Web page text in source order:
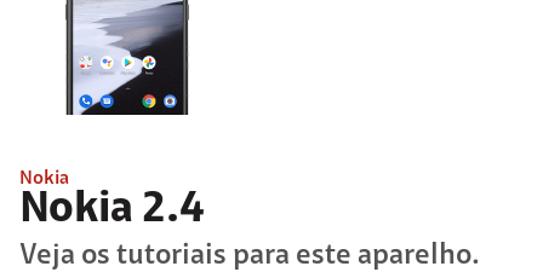
Nokia
Nokia 2.4
Veja os tutoriais para este aparelho.